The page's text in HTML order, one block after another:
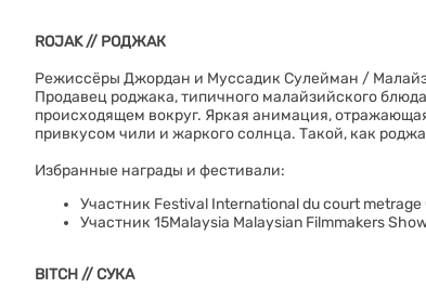
ROJAK // РОДЖАК
Режиссёры Джордан и Муссадик Сулейман /
Продавец роджака, типичного малайзийского
происходящем вокруг. Яркая анимация,
привкусом чили и жаркого солнца. Такой, как
Избранные награды и фестивали:
Участник Festival International du court
Участник 15Malaysia Malaysian Filmmakers
BITCH // СУКА